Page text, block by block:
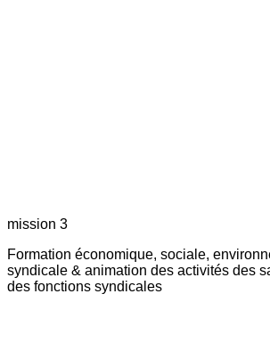
mission 3
Formation économique, sociale,
syndicale & animation des activités des
des fonctions syndicales